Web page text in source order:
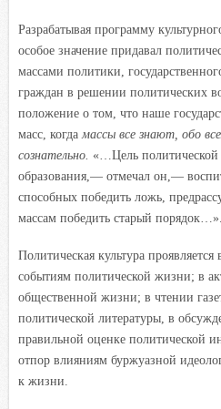
Разрабатывая программу
особое значение придавал
массами политики,
граждан в решении политических
положение о том, что наше
масс, когда массы все знают, обо
сознательно. «…Цель политической
образования,— отмечал он,—
способных победить ложь,
массам победить старый порядок…».
Политическая культура
событиям политической жизни; в
общественной жизни; в чтении
политической литературы, в
правильной оценке политической
отпор влияниям буржуазной
к жизни.